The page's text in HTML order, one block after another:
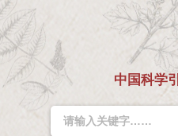
中国科学